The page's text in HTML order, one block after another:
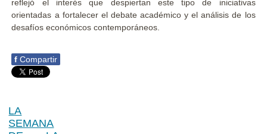
reflejó el interés que despiertan este tipo de iniciativas
orientadas a fortalecer el debate académico y el análisis de los
desafíos económicos contemporáneos.
f Compartir
LA
SEMANA